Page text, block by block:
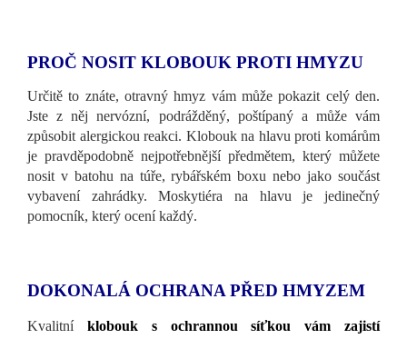
PROČ NOSIT KLOBOUK PROTI HMYZU
Určitě to znáte, otravný hmyz vám může pokazit celý den.
Jste z něj nervózní, podrážděný, poštípaný a může vám
způsobit alergickou reakci. Klobouk na hlavu proti komárům
je pravděpodobně nejpotřebnější předmětem, který můžete
nosit v batohu na túře, rybářském boxu nebo jako součást
vybavení zahrádky. Moskytiéra na hlavu je jedinečný
pomocník, který ocení každý.
DOKONALÁ OCHRANA PŘED HMYZEM
Kvalitní klobouk s ochrannou síťkou vám zajistí